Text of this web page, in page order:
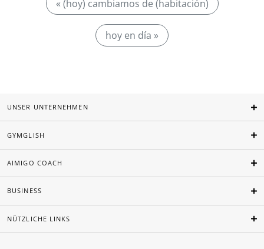
« (hoy) cambiamos de (habitación)
hoy en día »
UNSER UNTERNEHMEN
GYMGLISH
AIMIGO COACH
BUSINESS
NÜTZLICHE LINKS